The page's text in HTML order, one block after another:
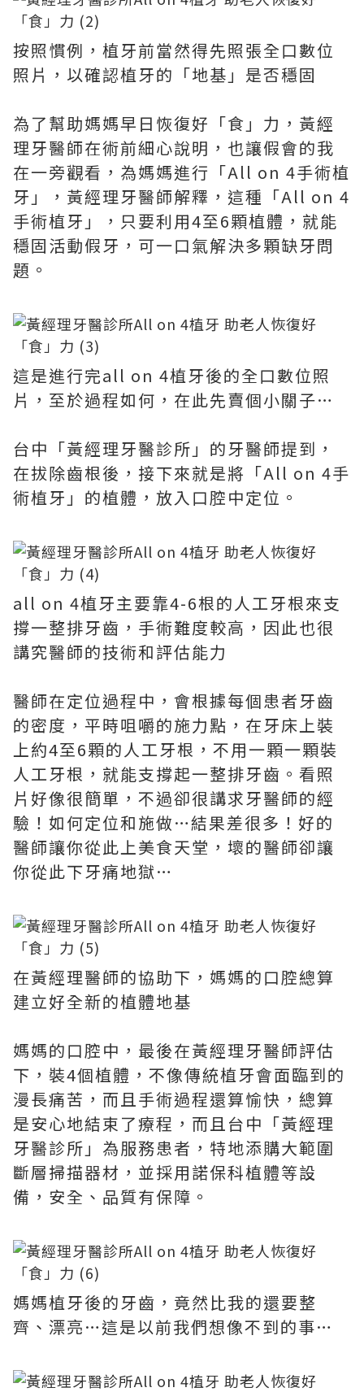
按照慣例，植牙前當然得先照張全口數位
照片，以確認植牙的「地基」是否穩固
為了幫助媽媽早日恢復好「食」力，黃經
理牙醫師在術前細心說明，也讓假會的我
在一旁觀看，為媽媽進行「All on 4手術植
牙」，黃經理牙醫師解釋，這種「All on 4
手術植牙」，只要利用4至6顆植體，就能
穩固活動假牙，可一口氣解決多顆缺牙問
題。
這是進行完all on 4植牙後的全口數位照
片，至於過程如何，在此先賣個小關子…
台中「黃經理牙醫診所」的牙醫師提到，
在拔除齒根後，接下來就是將「All on 4手
術植牙」的植體，放入口腔中定位。
all on 4植牙主要靠4-6根的人工牙根來支
撐一整排牙齒，手術難度較高，因此也很
講究醫師的技術和評估能力
醫師在定位過程中，會根據每個患者牙齒
的密度，平時咀嚼的施力點，在牙床上裝
上約4至6顆的人工牙根，不用一顆一顆裝
人工牙根，就能支撐起一整排牙齒。看照
片好像很簡單，不過卻很講求牙醫師的經
驗！如何定位和施做…結果差很多！好的
醫師讓你從此上美食天堂，壞的醫師卻讓
你從此下牙痛地獄…
在黃經理醫師的協助下，媽媽的口腔總算
建立好全新的植體地基
媽媽的口腔中，最後在黃經理牙醫師評估
下，裝4個植體，不像傳統植牙會面臨到的
漫長痛苦，而且手術過程還算愉快，總算
是安心地結束了療程，而且台中「黃經理
牙醫診所」為服務患者，特地添購大範圍
斷層掃描器材，並採用諾保科植體等設
備，安全、品質有保障。
媽媽植牙後的牙齒，竟然比我的還要整
齊、漂亮…這是以前我們想像不到的事…